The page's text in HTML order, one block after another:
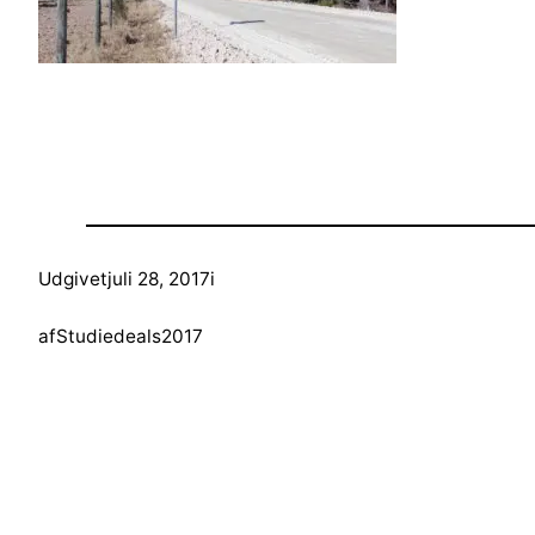
Udgivetjuli 28, 2017i
afStudiedeals2017